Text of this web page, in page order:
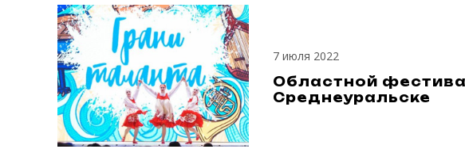
7 июля 2022
Областной
Среднеуральске